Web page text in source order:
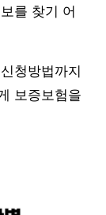
를 찾기 어
청방법까지
보증보험을